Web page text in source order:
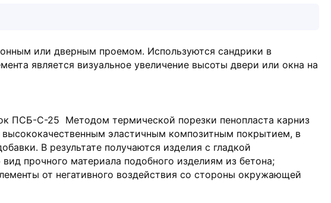
от
стороны
или дверным проемом. Используются сандрики в
является визуальное увеличение высоты двери или окна на
ПСБ-С-25 Методом термической порезки пенопласта карниз
эластичным композитным покрытием, в
В результате получаются изделия с гладкой
прочного материала подобного изделиям из бетона;
от негативного воздействия со стороны окружающей